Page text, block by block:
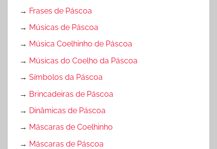
→ Frases de Páscoa
→ Músicas de Páscoa
→ Música Coelhinho de Páscoa
→ Músicas do Coelho da Páscoa
→ Símbolos da Páscoa
→ Brincadeiras de Páscoa
→ Dinâmicas de Páscoa
→ Máscaras de Coelhinho
→ Máscaras de Páscoa